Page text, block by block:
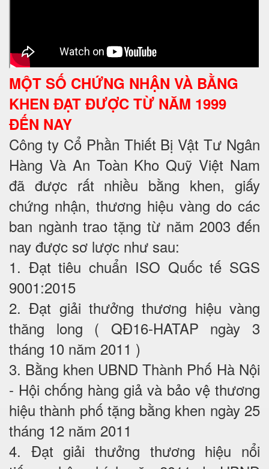
MỘT SỐ CHỨNG NHẬN VÀ BẰNG
KHEN ĐẠT ĐƯỢC TỪ NĂM 1999
ĐẾN NAY
Công ty Cổ Phần Thiết Bị Vật Tư Ngân
Hàng Và An Toàn Kho Quỹ Việt Nam
đã được rất nhiều bằng khen, giấy
chứng nhận, thương hiệu vàng do các
ban ngành trao tặng từ năm 2003 đến
nay được sơ lược như sau:
1. Đạt tiêu chuẩn ISO Quốc tế SGS
9001:2015
2. Đạt giải thưởng thương hiệu vàng
thăng long ( QĐ16-HATAP ngày 3
tháng 10 năm 2011 )
3. Bằng khen UBND Thành Phố Hà Nội
- Hội chống hàng giả và bảo vệ thương
hiệu thành phố tặng bằng khen ngày 25
tháng 12 năm 2011
4. Đạt giải thưởng thương hiệu nổi